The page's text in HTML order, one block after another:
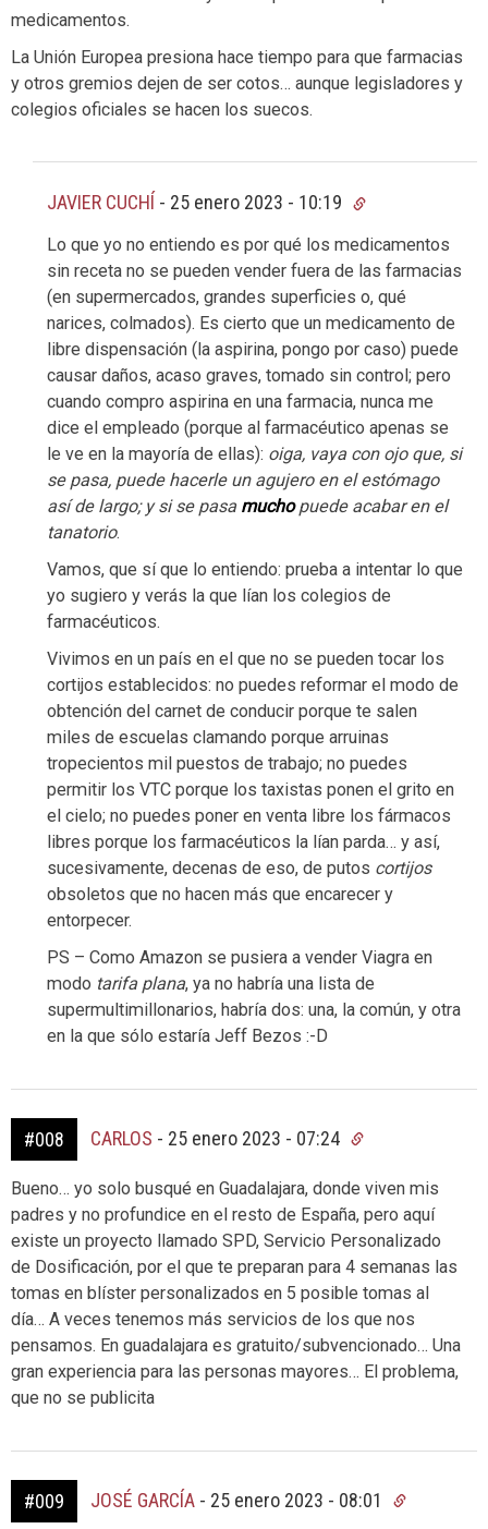
medicamentos.
La Unión Europea presiona hace tiempo para que farmacias
y otros gremios dejen de ser cotos… aunque legisladores y
colegios oficiales se hacen los suecos.
JAVIER CUCHÍ - 25 enero 2023 - 10:19
Lo que yo no entiendo es por qué los medicamentos
sin receta no se pueden vender fuera de las farmacias
(en supermercados, grandes superficies o, qué
narices, colmados). Es cierto que un medicamento de
libre dispensación (la aspirina, pongo por caso) puede
causar daños, acaso graves, tomado sin control; pero
cuando compro aspirina en una farmacia, nunca me
dice el empleado (porque al farmacéutico apenas se
le ve en la mayoría de ellas): oiga, vaya con ojo que, si
se pasa, puede hacerle un agujero en el estómago
así de largo; y si se pasa muchopuede acabar en el
tanatorio.
Vamos, que sí que lo entiendo: prueba a intentar lo que
yo sugiero y verás la que lían los colegios de
farmacéuticos.
Vivimos en un país en el que no se pueden tocar los
cortijos establecidos: no puedes reformar el modo de
obtención del carnet de conducir porque te salen
miles de escuelas clamando porque arruinas
tropecientos mil puestos de trabajo; no puedes
permitir los VTC porque los taxistas ponen el grito en
el cielo; no puedes poner en venta libre los fármacos
libres porque los farmacéuticos la lían parda… y así,
sucesivamente, decenas de eso, de putos cortijos
obsoletos que no hacen más que encarecer y
entorpecer.
PS – Como Amazon se pusiera a vender Viagra en
modo tarifa plana, ya no habría una lista de
supermultimillonarios, habría dos: una, la común, y otra
en la que sólo estaría Jeff Bezos :-D
#008 CARLOS - 25 enero 2023 - 07:24
Bueno… yo solo busqué en Guadalajara, donde viven mis
padres y no profundice en el resto de España, pero aquí
existe un proyecto llamado SPD, Servicio Personalizado
de Dosificación, por el que te preparan para 4 semanas las
tomas en blíster personalizados en 5 posible tomas al
día… A veces tenemos más servicios de los que nos
pensamos. En guadalajara es gratuito/subvencionado… Una
gran experiencia para las personas mayores… El problema,
que no se publicita
#009 JOSÉ GARCÍA - 25 enero 2023 - 08:01